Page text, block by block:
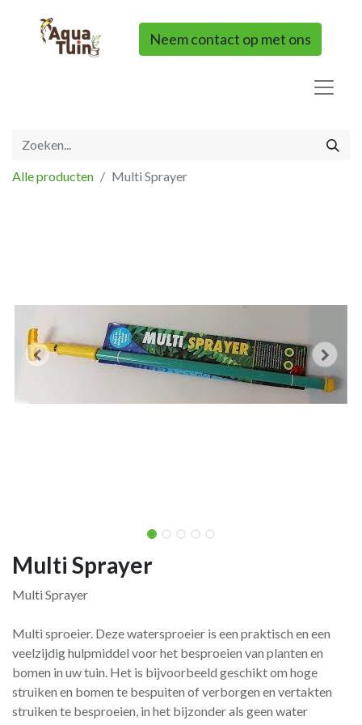
Neem contact op met ons
Alle producten Multi Sprayer
Multi Sprayer
Multi Sprayer
Multi sproeier. Deze watersproeier is een praktisch en een
veelzijdig hulpmiddel voor het besproeien van planten en
bomen in uw tuin. Het is bijvoorbeeld geschikt om hoge
struiken en bomen te bespuiten of verborgen en vertakten
struiken te besproeien, in het bijzonder als geen water